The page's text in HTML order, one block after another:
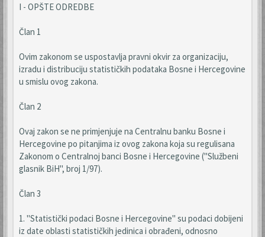
I - OPŠTE ODREDBE
Član 1
Ovim zakonom se uspostavlja pravni okvir za organizaciju,
izradu i distribuciju statističkih podataka Bosne i Hercegovine
u smislu ovog zakona.
Član 2
Ovaj zakon se ne primjenjuje na Centralnu banku Bosne i
Hercegovine po pitanjima iz ovog zakona koja su regulisana
Zakonom o Centralnoj banci Bosne i Hercegovine ("Službeni
glasnik BiH", broj 1/97).
Član 3
1. "Statistički podaci Bosne i Hercegovine" su podaci dobijeni
iz date oblasti statističkih jedinica i obrađeni, odnosno